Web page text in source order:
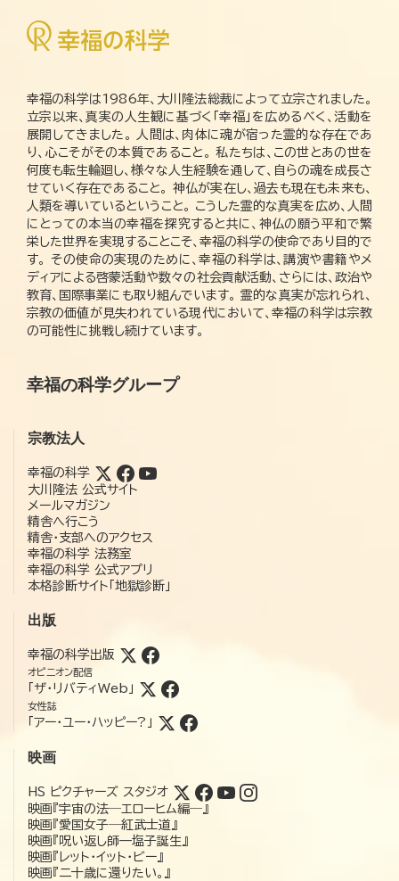
幸福の科学は1986年、大川隆法総裁によって立宗されました。
立宗以来、真実の人生観に基づく「幸福」を広めるべく、活動を
展開してきました。 人間は、肉体に魂が宿った霊的な存在であ
り、心こそがその本質であること。 私たちは、この世とあの世を
何度も転生輪廻し、様々な人生経験を通して、自らの魂を成長さ
せていく存在であること。 神仏が実在し、過去も現在も未来も、
人類を導いているということ。 こうした霊的な真実を広め、人間
にとっての本当の幸福を探究すると共に、神仏の願う平和で繁
栄した世界を実現することこそ、幸福の科学の使命であり目的で
す。 その使命の実現のために、幸福の科学は、講演や書籍やメ
ディアによる啓蒙活動や数々の社会貢献活動、さらには、政治や
教育、国際事業にも取り組んでいます。 霊的な真実が忘れられ、
宗教の価値が見失われている現代において、幸福の科学は宗教
の可能性に挑戦し続けています。
幸福の科学グループ
宗教法人
幸福の科学
大川隆法 公式サイト
メールマガジン
精舎へ行こう
精舎・支部へのアクセス
幸福の科学 法務室
幸福の科学 公式アプリ
本格診断サイト「地獄診断」
出版
幸福の科学出版
オピニオン配信
「ザ・リバティWeb」
女性誌
「アー・ユー・ハッピー?」
映画
HS ピクチャーズ スタジオ
映画『宇宙の法―エローヒム編―』
映画『愛国女子―紅武士道』
映画『呪い返し師—塩子誕生』
映画『レット・イット・ビー』
映画『二十歳に還りたい。』